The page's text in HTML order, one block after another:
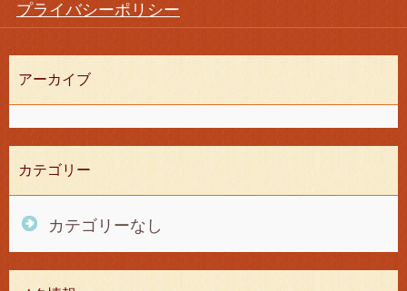
プライバシーポリシー
アーカイブ
カテゴリー
カテゴリーなし